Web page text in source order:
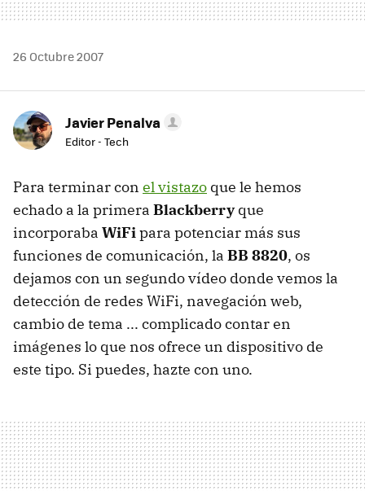
26 Octubre 2007
Javier Penalva
Editor - Tech
Para terminar con el vistazo que le hemos
echado a la primera Blackberryque
incorporaba WiFipara potenciar más sus
funciones de comunicación, la BB 8820, os
dejamos con un segundo vídeo donde vemos la
detección de redes WiFi, navegación web,
cambio de tema ... complicado contar en
imágenes lo que nos ofrece un dispositivo de
este tipo. Si puedes, hazte con uno.